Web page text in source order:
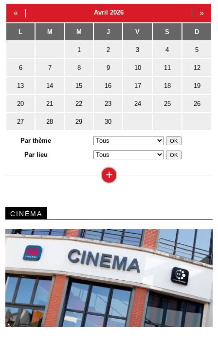
« Avril 2026 »
L M M J V S D
1 2 3 4 5
6 7 8 9 10 11 12
13 14 15 16 17 18 19
20 21 22 23 24 25 26
27 28 29 30
Par thème
Par lieu
+
CINÉMA